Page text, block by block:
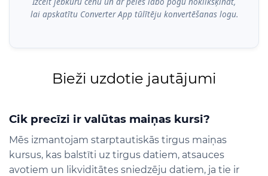
lai apskatītu Converter App tūlītēju konvertēšanas logu.
Bieži uzdotie jautājumi
Cik precīzi ir valūtas maiņas kursi?
Mēs izmantojam starptautiskās tirgus maiņas
kursus, kas balstīti uz tirgus datiem, atsauces
avotiem un likviditātes sniedzēju datiem, ja tie ir